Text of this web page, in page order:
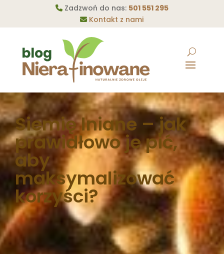
Zadzwoń do nas: 501 551 295
Kontakt z nami
Siemię lniane – jak
prawidłowo je pić,
aby
maksymalizować
korzyści?